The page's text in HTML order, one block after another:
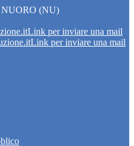
(NU)
Link per inviare una mail
Link per inviare una mail